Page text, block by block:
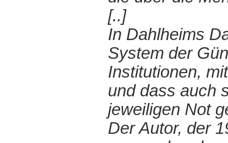
[..]
In Dahlheims
System der
Institutionen,
und dass auch
jeweiligen Not
Der Autor, der